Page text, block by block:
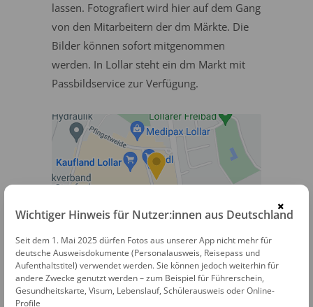
lassen. Fotografiert wird hier auf dem Gang
von den Mitarbeitern der dm Märkte. Die
Bilder können sofort mitgenommen
werden. In Lollar steht ein dm Markt mit
Passbildservice zur Verfügung.
dm Passbildservice
Rothweg 3a
35457 Lollar
×
Wichtiger Hinweis für Nutzer:innen aus Deutschland
Seit dem 1. Mai 2025 dürfen Fotos aus unserer App nicht mehr für
deutsche Ausweisdokumente (Personalausweis, Reisepass und
Aufenthaltstitel) verwendet werden. Sie können jedoch weiterhin für
andere Zwecke genutzt werden – zum Beispiel für Führerschein,
Gesundheitskarte, Visum, Lebenslauf, Schülerausweis oder Online-
Profile